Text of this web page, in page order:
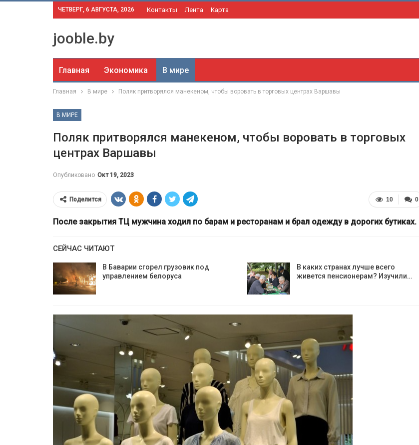
ЧЕТВЕРГ, 6 АВГУСТА, 2026 Контакты Лента Карта
jooble.by
Главная Экономика В мире
Главная В мире Поляк притворялся манекеном, чтобы воровать в торговых центрах Варшавы
В МИРЕ
Поляк притворялся манекеном, чтобы воровать в торговых
центрах Варшавы
Опубликовано Окт 19, 2023
0
10
Поделится
После закрытия ТЦ мужчина ходил по барам и ресторанам и брал одежду в дорогих бутиках.
СЕЙЧАС ЧИТАЮТ
В Баварии сгорел грузовик под
управлением белоруса
В каких странах лучше всего
живется пенсионерам? Изучили…